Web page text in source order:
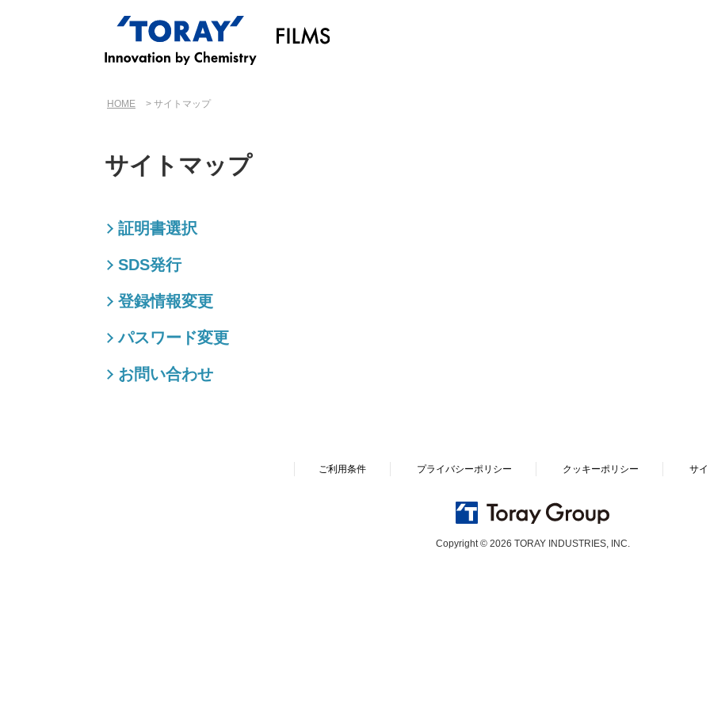
HOME サイトマップ
サイトマップ
証明書選択
SDS発行
登録情報変更
パスワード変更
お問い合わせ
ご利用条件 プライバシーポリシー クッキーポリシー サ
Copyright © 2026 TORAY INDUSTRIES, INC.